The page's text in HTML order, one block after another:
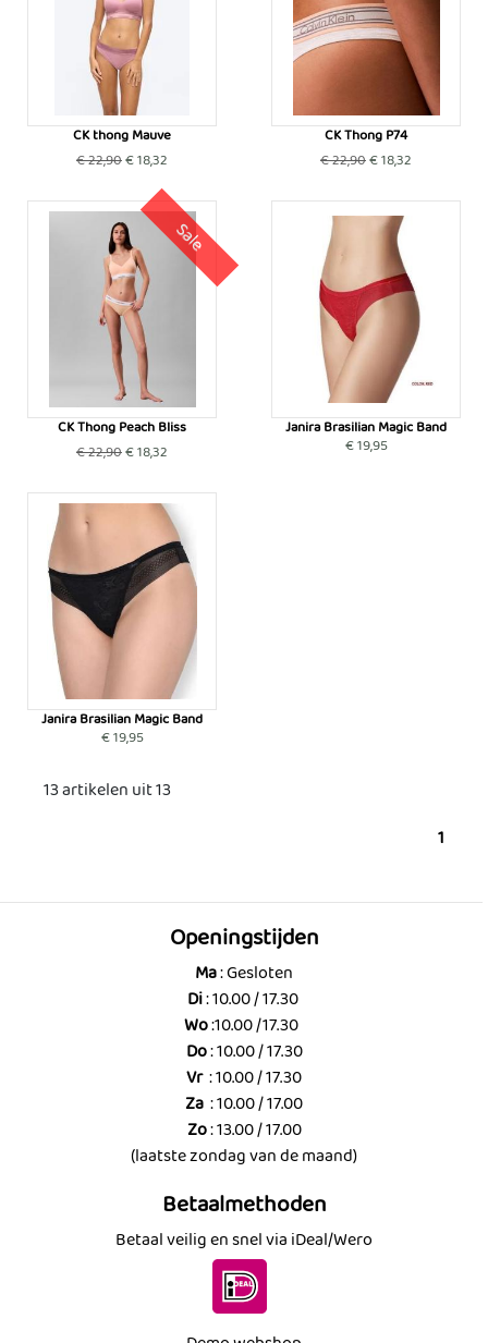
CK thong Mauve
€ 22,90€ 18,32
CK Thong P74
€ 22,90€ 18,32
Sale
CK Thong Peach Bliss
€ 22,90€ 18,32
Janira Brasilian Magic Band
€ 19,95
Janira Brasilian Magic Band
€ 19,95
13 artikelen uit 13
1
Openingstijden
Ma: Gesloten
Di: 10.00 / 17.30
Wo:10.00 /17.30
Do: 10.00 / 17.30
Vr: 10.00 / 17.30
Za : 10.00 / 17.00
Zo: 13.00 / 17.00
(laatste zondag van de maand)
Betaalmethoden
Betaal veilig en snel via iDeal/Wero